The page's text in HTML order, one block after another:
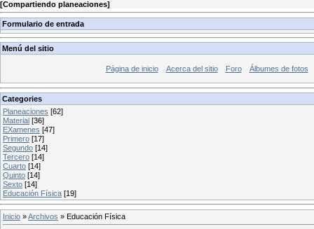
[Compartiendo planeaciones]
Formulario de entrada
Menú del sitio
Página de inicio Acerca del sitio Foro Álbumes de fotos
Categories
Planeaciones [62]
Material [36]
EXamenes [47]
Primero [17]
Segundo [14]
Tercero [14]
Cuarto [14]
Quinto [14]
Sexto [14]
Educación Física [19]
Inicio »Archivos » Educación Física